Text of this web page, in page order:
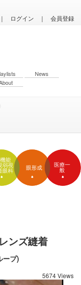
｜ ログイン ｜ 会員登録
News
能
弱視
眼科
眼形成
医療一
般
ンズ縫着
ープ)
5674 Views